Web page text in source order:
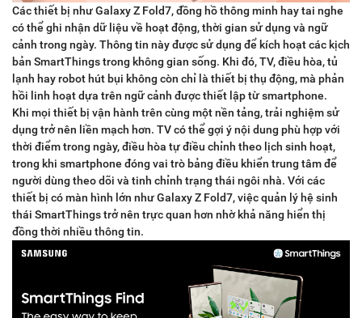
Các thiết bị như Galaxy Z Fold7, đồng hồ thông minh hay tai nghe
có thể ghi nhận dữ liệu về hoạt động, thời gian sử dụng và ngữ
cảnh trong ngày. Thông tin này được sử dụng để kích hoạt các kịch
bản SmartThings trong không gian sống. Khi đó, TV, điều hòa, tủ
lạnh hay robot hút bụi không còn chỉ là thiết bị thụ động, mà phản
hồi linh hoạt dựa trên ngữ cảnh được thiết lập từ smartphone.
Khi mọi thiết bị vận hành trên cùng một nền tảng, trải nghiệm sử
dụng trở nên liền mạch hơn. TV có thể gợi ý nội dung phù hợp với
thời điểm trong ngày, điều hòa tự điều chỉnh theo lịch sinh hoạt,
trong khi smartphone đóng vai trò bảng điều khiển trung tâm để
người dùng theo dõi và tinh chỉnh trạng thái ngôi nhà. Với các
thiết bị có màn hình lớn như Galaxy Z Fold7, việc quản lý hệ sinh
thái SmartThings trở nên trực quan hơn nhờ khả năng hiển thị
đồng thời nhiều thông tin.